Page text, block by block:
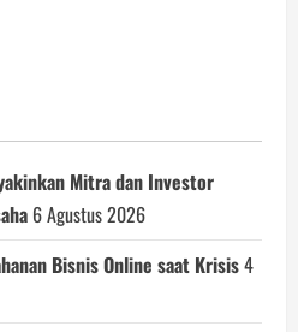
Mitra dan Investor
6 Agustus 2026
Bisnis Online saat Krisis4